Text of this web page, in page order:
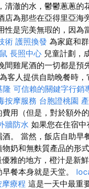
澈的水，鬱鬱蔥蔥的
店為那些在亞得里亞海
性是完美無瑕的，因為
術 護照換發 為家庭和
長照中心 兒童計劃，
雞尾酒的一切都是預
客人提供自助晚餐時
隆 可信賴的關鍵字行銷
按摩服務 台胞證桃園
用（但是，對於額外
牆防水 如果您在住宿
。 當然，飯店自助
奶和無麩質產品的形
優雅的地方，橙汁是新
餐本身就是天堂。
療程 這是一天中最重